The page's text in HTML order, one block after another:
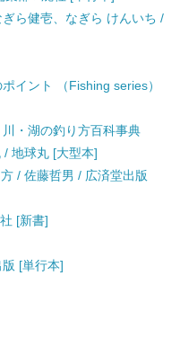
ら健壱、なぎら けんいち /
イント （Fishing series）
・湖の釣り方百科事典
地球丸 [大型本]
/ 佐藤哲男 / 広済堂出版
[新書]
[単行本]